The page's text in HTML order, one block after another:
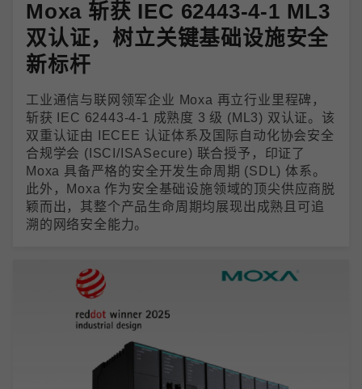
Moxa 斩获 IEC 62443-4-1 ML3
双认证，树立关键基础设施安全
新标杆
工业通信与联网领军企业 Moxa 再立行业里程碑，
斩获 IEC 62443-4-1 成熟度 3 级 (ML3) 双认证。该
双重认证由 IECEE 认证体系及国际自动化协会安全
合规学会 (ISCI/ISASecure) 联合授予，印证了
Moxa 具备严格的安全开发生命周期 (SDL) 体系。
此外，Moxa 作为安全基础设施领域的顶尖供应商脱
颖而出，其整个产品生命周期均展现出成熟且可追
溯的网络安全能力。